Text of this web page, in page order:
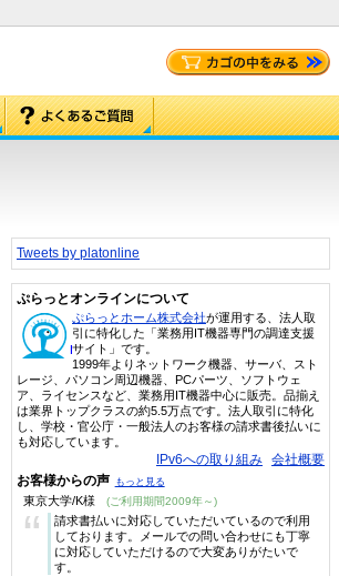
Tweets by platonline
ぷらっとオンラインについて
ぷらっとホーム株式会社が運用する、法人取
引に特化した「業務用IT機器専門の調達支援
サイト」です。
1999年よりネットワーク機器、サーバ、スト
レージ、パソコン周辺機器、PCパーツ、ソフトウェ
ア、ライセンスなど、業務用IT機器中心に販売。品揃え
は業界トップクラスの約5.5万点です。法人取引に特化
し、学校・官公庁・一般法人のお客様の請求書後払いに
も対応しています。
IPv6への取り組み 会社概要
お客様からの声 もっと見る
東京大学/K様 (ご利用期間2009年～)
“
請求書払いに対応していただいているので利用
しております。メールでの問い合わせにも丁寧
に対応していただけるので大変ありがたいで
す。